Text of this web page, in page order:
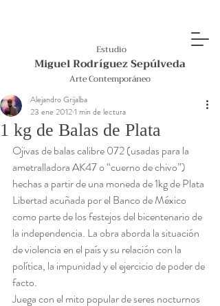
Estudio
Miguel Rodríguez Sepúlveda
Arte Contemporáneo
1 kg de Balas de Plata
Alejandro Grijalba
23 ene 20121 min de lectura
Ojivas de balas calibre 072 (usadas para la
ametralladora AK47 o “cuerno de chivo”)
hechas a partir de una moneda de 1kg de Plata
Libertad acuñada por el Banco de México
como parte de los festejos del bicentenario de
la independencia. La obra aborda la situación
de violencia en el país y su relación con la
política, la impunidad y el ejercicio de poder de
facto.
Juega con el mito popular de seres nocturnos